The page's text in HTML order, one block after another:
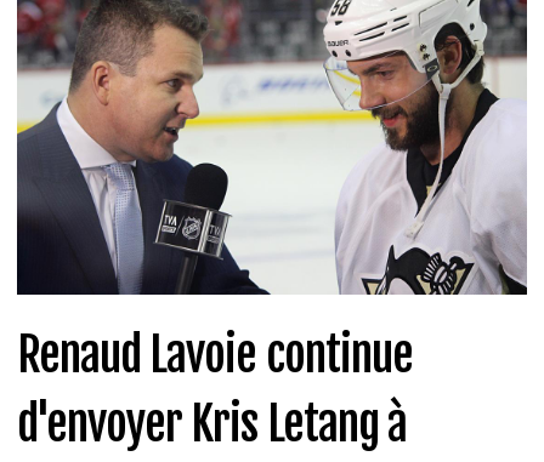
Renaud Lavoie continue
d'envoyer Kris Letang à